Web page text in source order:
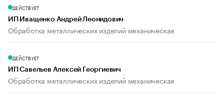
ДЕЙСТВУЕТ
ИП Иващенко Андрей Леонидович
Обработка металлических изделий механическая
ДЕЙСТВУЕТ
ИП Савельев Алексей Георгиевич
Обработка металлических изделий механическая